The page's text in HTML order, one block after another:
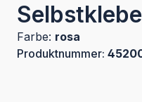
Farbe: rosa
Produktnummer: